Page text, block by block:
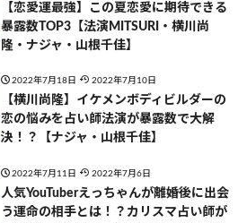
【恋愛運最強】この夏恋愛に期待できる
暴露数TOP3【法演MITSURI・横川尚
隆・ナジャ・山根千佳】
2022年7月18日 2022年7月10日
【横川尚隆】イケメンボディビルダーの
恋の悩みを占い師法演が暴露数で大解
決！？【ナジャ・山根千佳】
2022年7月11日 2022年7月6日
人気YouTuberえっちゃんが離婚後に出会
う運命の相手とは！？カリスマ占い師が